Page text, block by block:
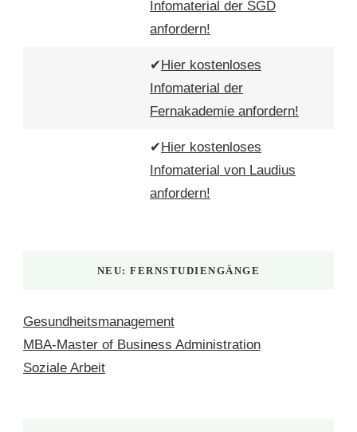
Infomaterial der SGD
anfordern!
✔Hier kostenloses
Infomaterial der
Fernakademie anfordern!
✔Hier kostenloses
Infomaterial von Laudius
anfordern!
NEU: FERNSTUDIENGÄNGE
Gesundheitsmanagement
MBA-Master of Business Administration
Soziale Arbeit